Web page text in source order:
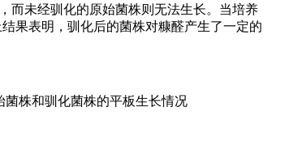
而未经驯化的原始菌株则无法生长。当培养
果表明，驯化后的菌株对糠醛产生了一定的
株和驯化菌株的平板生长情况